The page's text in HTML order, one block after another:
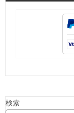
検索